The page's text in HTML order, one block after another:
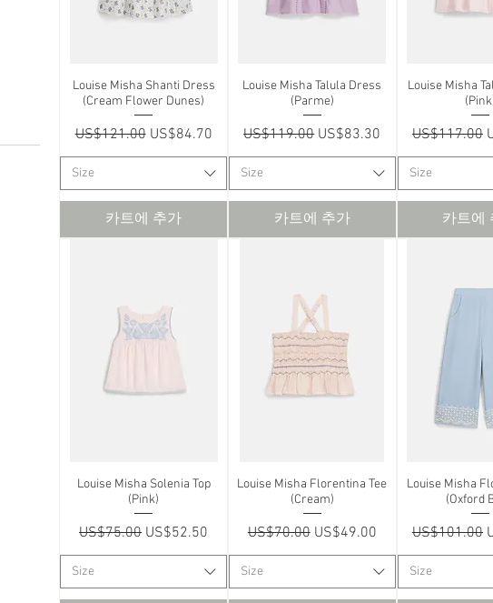
제품보기
Louise Misha Shanti Dress
(Cream Flower Dunes)
일반가
US$121.00 할인가
US$84.70
Size
카트에 추가
제품보기
Louise Misha Talula Dress
(Parme)
일반가
US$119.00 할인가
US$83.30
Size
카트에 추가
제품
Louise Misha
일반가
US$117.00
Size
카트에
제품보기
Louise Misha Solenia Top
(Pink)
일반가
US$75.00 할인가
US$52.50
Size
제품보기
Louise Misha Florentina Tee
(Cream)
일반가
US$70.00 할인가
US$49.00
Size
제품
Louise Misha
(Oxford
일반가
US$101.00
Size